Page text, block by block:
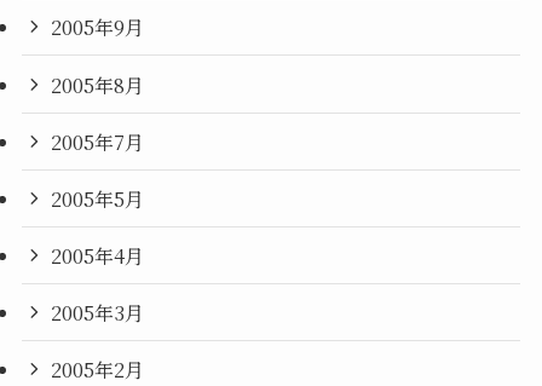
2005年9月
2005年8月
2005年7月
2005年5月
2005年4月
2005年3月
2005年2月